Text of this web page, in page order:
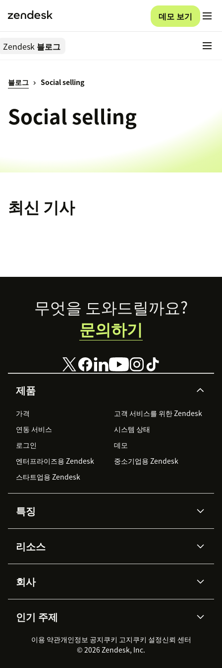
데모 보기
Zendesk 블로그
블로그 Social selling
Social selling
최신 기사
Footer
제품
가격
고객 서비스를 위한 Zendesk
연동 서비스
시스템 상태
로그인
데모
엔터프라이즈용 Zendesk
중소기업용 Zendesk
스타트업용 Zendesk
특징
Zendesk AI
Advanced Data Privacy &
Protection
지식창고
워크포스 관리
실시간 채팅
클라이언트 포털
리소스
API & 개발자
AI 리서치
이벤트 & 웨비나
고객 사례
회사
채용 정보
지속 가능성 보고서
Zendesk Foundation
법적 정보
인기 주제
2026 CX 트렌드
제품 업데이트
고객 서비스 소프트웨어
헬프 데스크 통합 티켓 관리 소
무엇을 도와드릴까요?
문의하기
이용 약관개인정보 공지쿠키 고지쿠키 설정신뢰 센터
© 2026 Zendesk, Inc.